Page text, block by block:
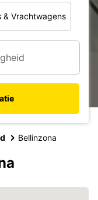
& Vrachtwagens
Bellinzona